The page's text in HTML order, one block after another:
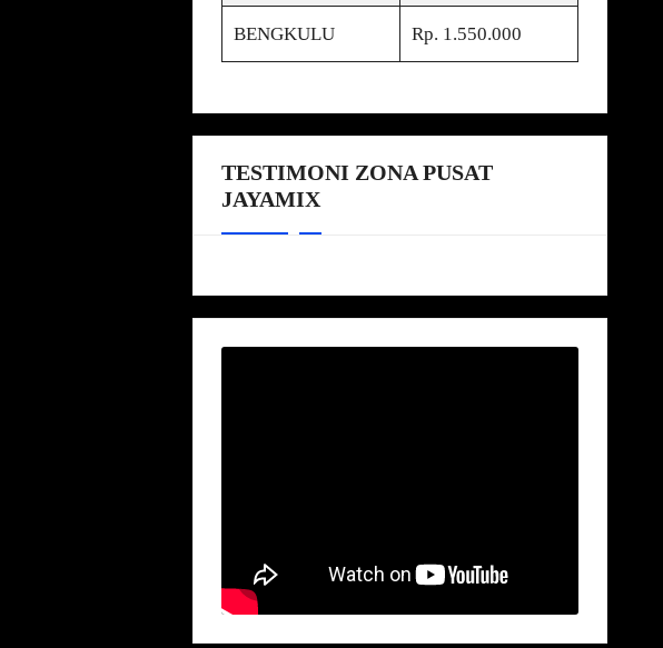
BENGKULU Rp. 1.550.000
TESTIMONI ZONA PUSAT
JAYAMIX